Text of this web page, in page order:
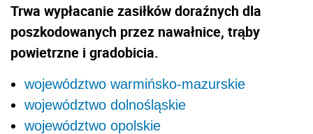
Trwa wypłacanie zasiłków doraźnych dla
poszkodowanych przez nawałnice, trąby
powietrzne i gradobicia.
województwo warmińsko-mazurskie
województwo dolnośląskie
województwo opolskie